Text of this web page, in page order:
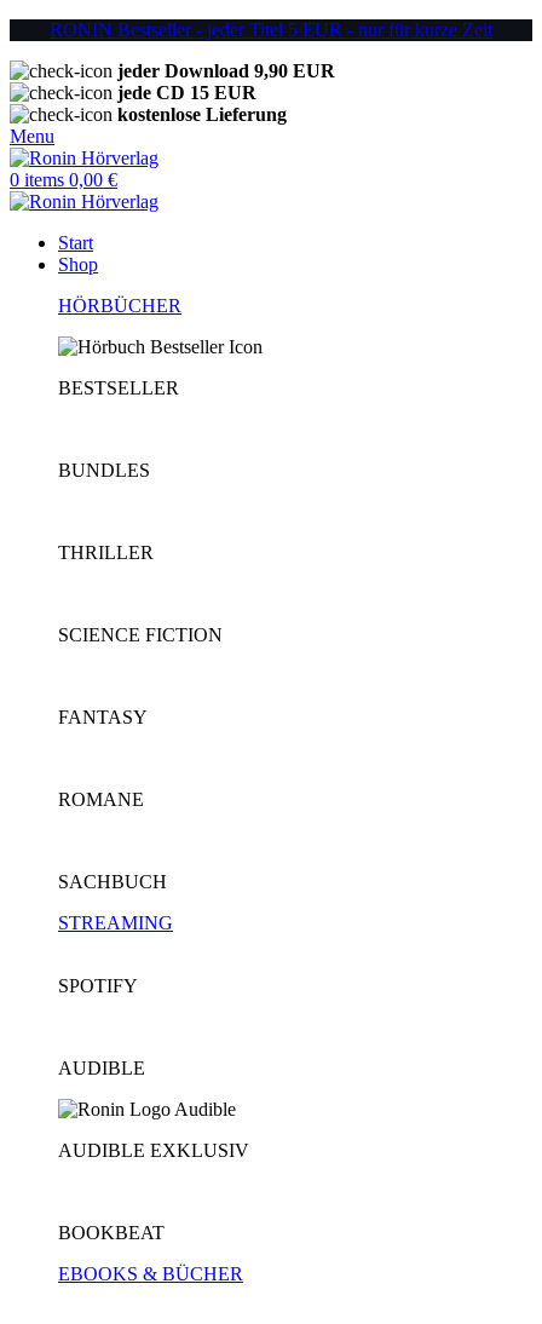
RONIN Bestseller - jeder Titel 5 EUR - nur für kurze Zeit
jeder Download 9,90 EUR
jede CD 15 EUR
kostenlose Lieferung
Menu
0 items 0,00 €
Start
Shop
HÖRBÜCHER
BESTSELLER
BUNDLES
THRILLER
SCIENCE FICTION
FANTASY
ROMANE
SACHBUCH
STREAMING
SPOTIFY
AUDIBLE
AUDIBLE EXKLUSIV
BOOKBEAT
EBOOKS & BÜCHER